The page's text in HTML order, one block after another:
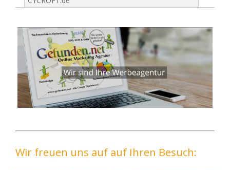
Wir freuen uns auf auf Ihren Besuch: